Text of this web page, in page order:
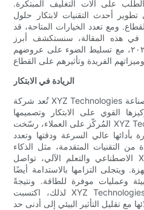
٢٠٢٤، يتزايد الطلب على آلات التغليف المبتكرة.
أحدث التقنيات لابتكار حلول
ومع تعدد الخيارات المتاحة، قد
في هذه المقالة، سنستكشف أبرز
مصنعي آلات التغليف في عام ٢٠٢٤، مع تسليط الضوء على عروضهم
الريادة في الابتكار
تُعد شركة XYZ Technologies من أبرز الشركات المصنعة في صناعة
القوي على الابتكار وتصميمها
المُركّز على العملاء، رسّخت XYZ Technologies مكانتها كشركة رائدة
بأدائها عالي السرعة ودقتها وتعدد
من التقنيات المتقدمة، مثل الذكاء
الاصطناعي والتعلم الآلي، تواصل XYZ Technologies توسيع آفاق
ويتجلى التزامها بالاستدامة أيضًا
وعمليات موفرة للطاقة. ونتيجةً
لذلك، اكتسبت XYZ Technologies سمعة طيبة في تقديم قيمة